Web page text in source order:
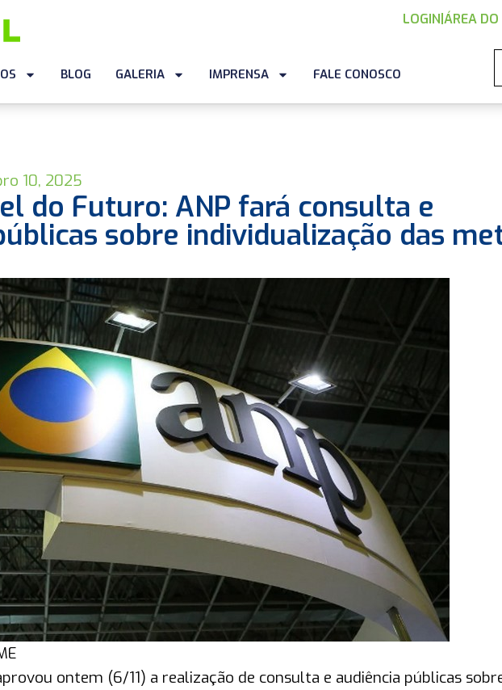
LOGIN |ÁREA
BLOG GALERIA IMPRENSA FALE CONOSCO
10, 2025
do Futuro: ANP fará consulta e
sobre individualização das
ontem (6/11) a realização de consulta e audiência públicas